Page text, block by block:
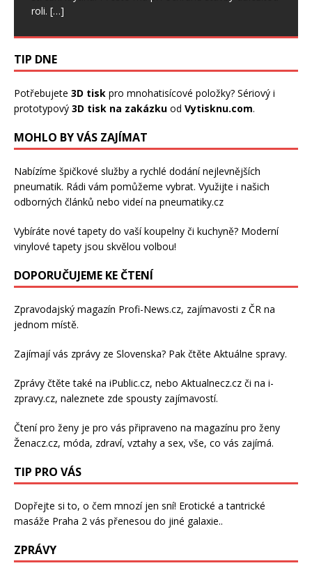
roli. […]
TIP DNE
Potřebujete 3D tisk pro mnohatisícové položky? Sériový i
prototypový 3D tisk na zakázku od Vytisknu.com.
MOHLO BY VÁS ZAJÍMAT
Nabízíme špičkové služby a rychlé dodánínejlevnějších
pneumatik. Rádi vám pomůžeme vybrat. Využijte i našich
odborných článků nebo videí na pneumatiky.cz
Vybíráte nové tapety do vaší koupelny či kuchyně? Moderní
vinylové tapety jsou skvělou volbou!
DOPORUČUJEME KE ČTENÍ
Zpravodajský magazín Profi-News.cz, zajímavosti z ČR na
jednom místě.
Zajímají vás zprávy ze Slovenska? Pak čtěte Aktuálne spravy.
Zprávy čtěte také na iPublic.cz, nebo Aktualnecz.cz či na i-
zpravy.cz, naleznete zde spousty zajímavostí.
Čtení pro ženy je pro vás připraveno na magazínu pro ženy
Ženacz.cz, móda, zdraví, vztahy a sex, vše, co vás zajímá.
TIP PRO VÁS
Dopřejte si to, o čem mnozí jen sní! Erotické a tantrické
masáže Praha 2 vás přenesou do jiné galaxie..
ZPRÁVY